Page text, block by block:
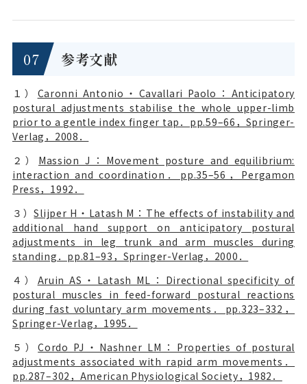
参考文献
１） Caronni Antonio・Cavallari Paolo：Anticipatory
postural adjustments stabilise the whole upper-limb
prior to a gentle index finger tap．pp.59–66，Springer-
Verlag，2008．
２） Massion J：Movement posture and equilibrium:
interaction and coordination．pp.35–56，Pergamon
Press，1992．
３）Slijper H・Latash M：The effects of instability and
additional hand support on anticipatory postural
adjustments in leg trunk and arm muscles during
standing．pp.81–93，Springer-Verlag，2000．
４） Aruin AS・Latash ML：Directional specificity of
postural muscles in feed-forward postural reactions
during fast voluntary arm movements．pp.323–332，
Springer-Verlag，1995．
５）Cordo PJ・Nashner LM：Properties of postural
adjustments associated with rapid arm movements．
pp.287–302，American Physiological Society，1982．